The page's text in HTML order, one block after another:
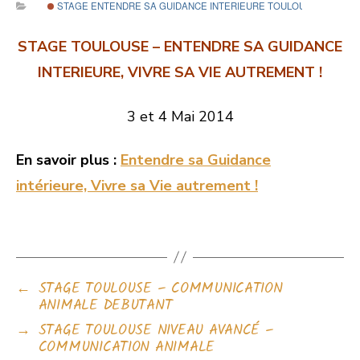
STAGE ENTENDRE SA GUIDANCE INTERIEURE TOULOUSE
STAGE TOULOUSE – ENTENDRE SA GUIDANCE
INTERIEURE, VIVRE SA VIE AUTREMENT !
3 et 4 Mai 2014
En savoir plus : Entendre sa Guidance
intérieure, Vivre sa Vie autrement !
← STAGE TOULOUSE – COMMUNICATION
ANIMALE DEBUTANT
→ STAGE TOULOUSE NIVEAU AVANCÉ –
COMMUNICATION ANIMALE